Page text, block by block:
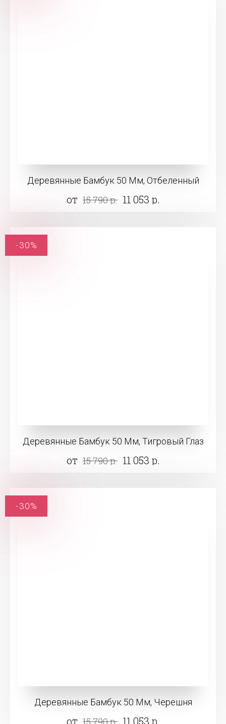
Деревянные Бамбук 50 Мм, Отбеленный
от 15 790 р. 11 053 р.
Деревянные Бамбук 50 Мм, Тигровый Глаз
от 15 790 р. 11 053 р.
-30%
Деревянные Бамбук 50 Мм, Черешня
от 15 790 р. 11 053 р.
-30%